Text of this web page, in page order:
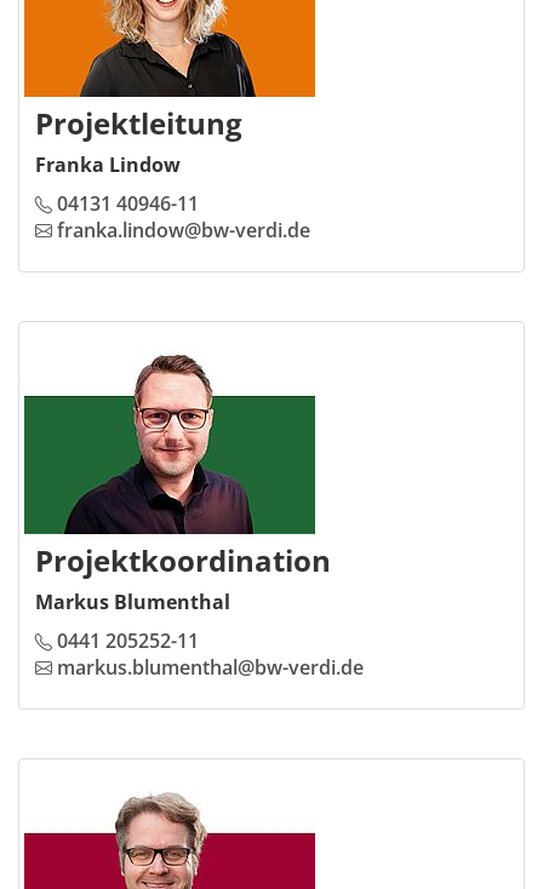
Projektleitung
Franka Lindow
04131 40946-11
franka.lindow@bw-verdi.de
Projektkoordination
Markus Blumenthal
0441 205252-11
markus.blumenthal@bw-verdi.de